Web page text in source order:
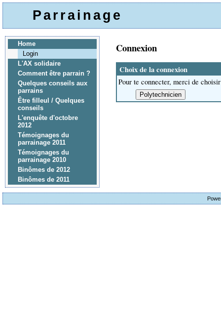
Parrainage
Home
Login
L'AX solidaire
Comment être parrain ?
Quelques conseils aux
parrains
Être filleul / Quelques
conseils
L'enquête d'octobre
2012
Témoignages du
parrainage 2011
Témoignages du
parrainage 2010
Binômes de 2012
Binômes de 2011
Connexion
Choix de la connexion
Pour te connecter, merci de